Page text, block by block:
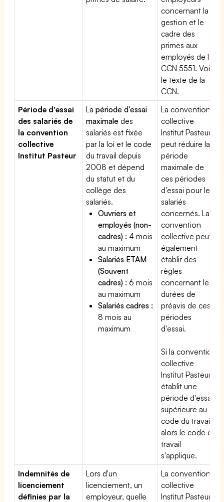
concernant la
gestion et le
cadre des
primes aux
employés de la
CCN 5551. Voir
le texte de la
CCN.
Période d'essai
des salariés de
la convention
collective
Institut Pasteur
Lapériode d'essai
maximale des
salariés est fixée
par la loi et le code
du travail depuis
2008 et dépend
du statut et du
collège des
salariés.
Ouvriers et
employés (non-
cadres) : 4 mois
au maximum
Salariés ETAM
(Souvent
cadres) : 6 mois
au maximum
Salariés cadres :
8 mois au
maximum
La convention
collective
Institut Pasteur
peut réduire la
période
maximale de
ces périodes
d'essai pour les
salariés
concernés. La
convention
collective peut
également
établir des
règles
concernant les
durées de
préavis de ces
périodes
d'essai.
Si la convention
collective
Institut Pasteur
établit une
période d'essai
supérieure au
code du travail,
alors le code du
travail
s'applique.
Indemnités de
licenciement
définies par la
Lors d'un
licenciement, un
employeur, quelle
La convention
collective
Institut Pasteur